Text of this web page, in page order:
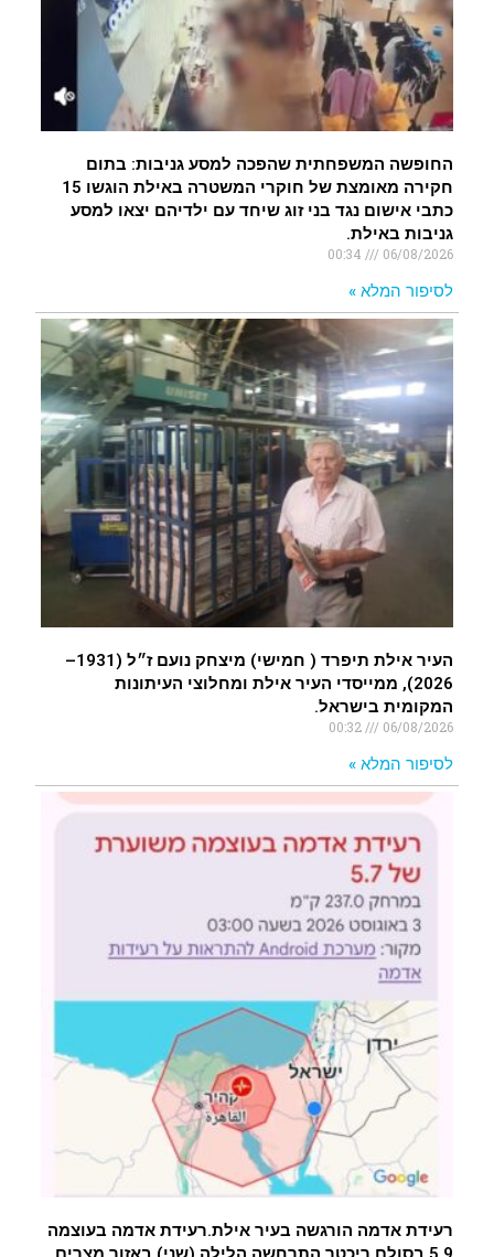
החופשה המשפחתית שהפכה למסע גניבות: בתום
חקירה מאומצת של חוקרי המשטרה באילת הוגשו 15
כתבי אישום נגד בני זוג שיחד עם ילדיהם יצאו למסע
גניבות באילת.
06/08/2026
לסיפור המלא »
העיר אילת תיפרד ( חמישי) מיצחק נועם ז״ל (1931–
2026), ממייסדי העיר אילת ומחלוצי העיתונות
המקומית בישראל.
06/08/2026
00:32
לסיפור המלא »
רעידת אדמה הורגשה בעיר אילת.רעידת אדמה בעוצמה